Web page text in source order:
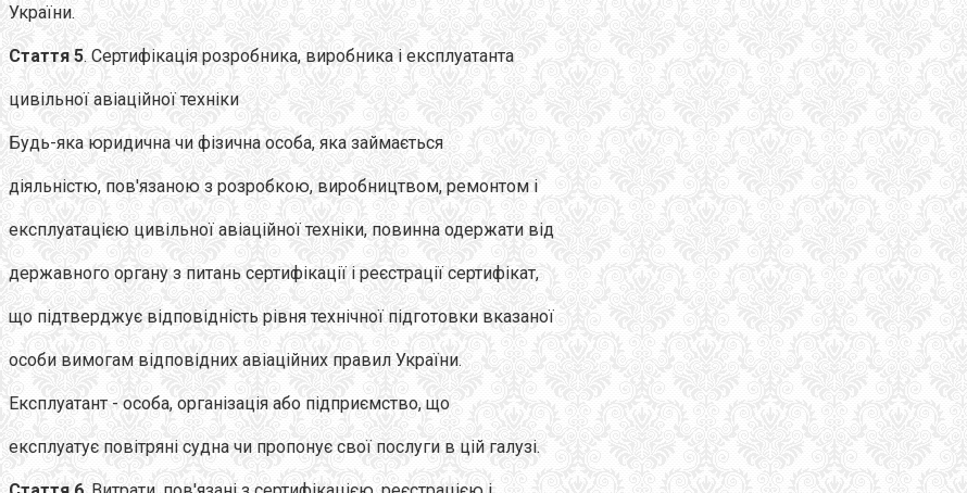
України.
Стаття 5. Сертифікація розробника, виробника і експлуатанта
цивільної авіаційної техніки
Будь-яка юридична чи фізична особа, яка займається
діяльністю, пов'язаною з розробкою, виробництвом, ремонтом і
експлуатацією цивільної авіаційної техніки, повинна одержати від
державного органу з питань сертифікації і реєстрації сертифікат,
що підтверджує відповідність рівня технічної підготовки вказаної
особи вимогам відповідних авіаційних правил України.
Експлуатант - особа, організація або підприємство, що
експлуатує повітряні судна чи пропонує свої послуги в цій галузі.